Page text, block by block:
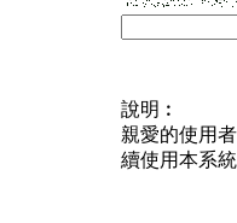
說明︰
親愛的使用
續使用本系